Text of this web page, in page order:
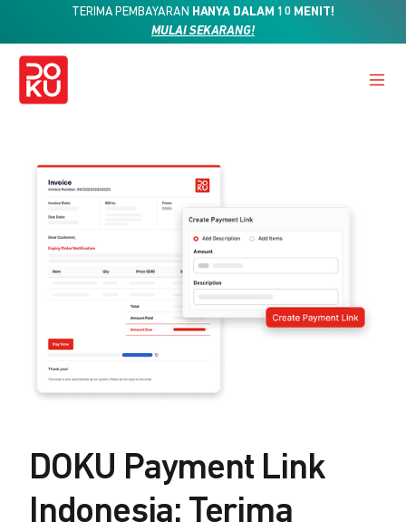
TERIMA PEMBAYARAN HANYA DALAM 10 MENIT!
MULAI SEKARANG!
DOKU Payment Link
Indonesia: Terima